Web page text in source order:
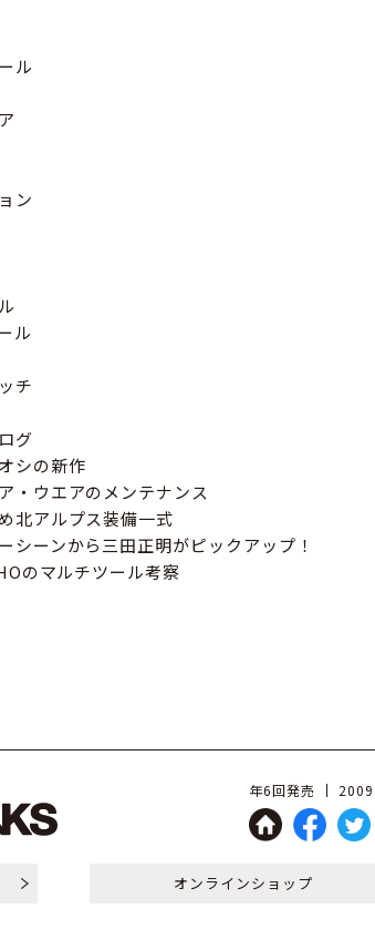
ル
ン
ル
チ
グ
シの新作
・ウエアのメンテナンス
北アルプス装備一式
シーンから三田正明がピックアップ！
のマルチツール考察
年6回発売
オンラインショップ